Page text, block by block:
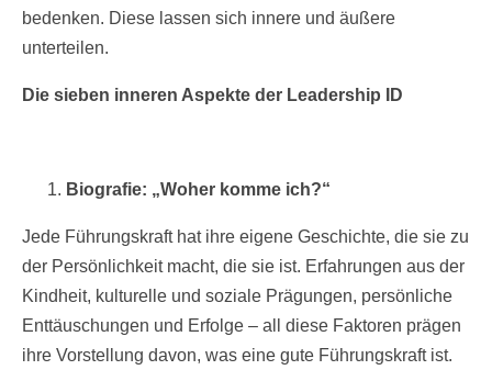
bedenken. Diese lassen sich innere und äußere
unterteilen.
Die sieben inneren Aspekte der Leadership ID
Biografie: „Woher komme ich?“
Jede Führungskraft hat ihre eigene Geschichte, die sie zu
der Persönlichkeit macht, die sie ist. Erfahrungen aus der
Kindheit, kulturelle und soziale Prägungen, persönliche
Enttäuschungen und Erfolge – all diese Faktoren prägen
ihre Vorstellung davon, was eine gute Führungskraft ist.